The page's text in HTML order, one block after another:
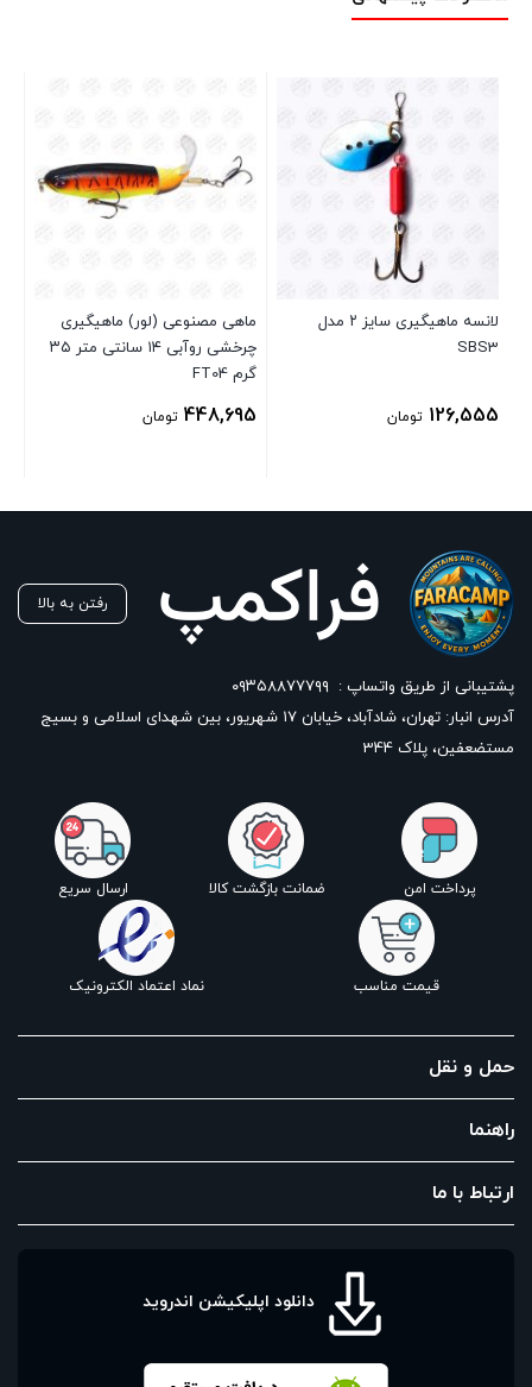
لانسه ماهیگیری سایز ۲ مدل
SBS3
126,555 تومان
ماهی مصنوعی (لور) ماهیگیری
چرخشی روآبی ۱۴ سانتی متر ۳۵
گرم FT04
448,695 تومان
رفتن به بالا
پشتیبانی از طریق واتساپ : ۰۹۳۵۸۸۷۷۷۹۹
آدرس انبار: تهران، شادآباد، خیابان ١٧ شهریور، بین شهدای اسلامی و بسیج
مستضعفین، پلاک 344
پرداخت امن ضمانت بازگشت کالا ارسال سریع
قیمت مناسب نماد اعتماد الکترونیک
حمل و نقل
راهنما
ارتباط با ما
دانلود اپلیکیشن اندروید